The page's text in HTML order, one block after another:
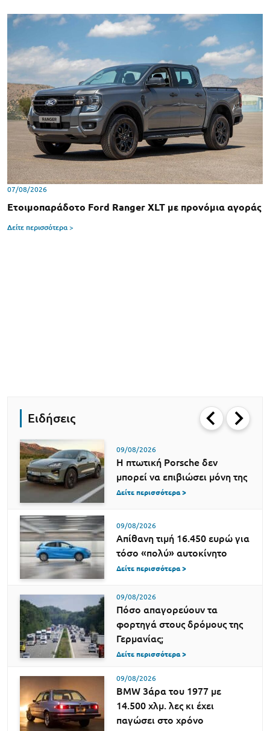
07/08/2026
Ετοιμοπαράδοτο Ford Ranger XLT με προνόμια αγοράς
Δείτε περισσότερα >
Ειδήσεις
09/08/2026
Η πτωτική Porsche δεν
μπορεί να επιβιώσει μόνη της
Δείτε περισσότερα >
09/08/2026
Απίθανη τιμή 16.450 ευρώ για
τόσο «πολύ» αυτοκίνητο
Δείτε περισσότερα >
09/08/2026
Πόσο απαγορεύουν τα
φορτηγά στους δρόμους της
Γερμανίας;
Δείτε περισσότερα >
09/08/2026
BMW 3άρα του 1977 με
14.500 χλμ. λες κι έχει
παγώσει στο χρόνο